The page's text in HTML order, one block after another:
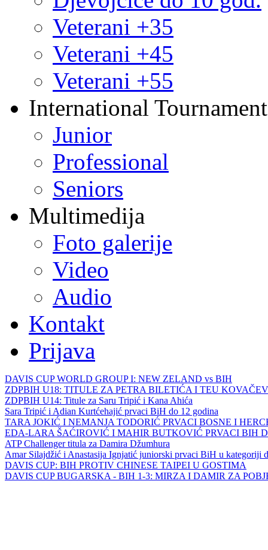
Veterani +35
Veterani +45
Veterani +55
International
Junior
Professional
Seniors
Multimedija
Foto galerije
Video
Audio
Kontakt
Prijava
DAVIS CUP WORLD GROUP I: NEW ZELAND vs BIH
ZDPBIH U18: TITULE ZA PETRA BILETIĆA I TEU
ZDPBIH U14: Titule za Saru Tripić i Kana Ahića
Sara Tripić i Adian Kurtćehajić prvaci BiH do 12 godina
TARA JOKIĆ I NEMANJA TODORIĆ PRVACI BOSNE I
EDA-LARA ŠAĆIROVIĆ I MAHIR BUTKOVIĆ PRVACI BIH
ATP Challenger titula za Damira Džumhura
Amar Silajdžić i Anastasija Ignjatić juniorski prvaci BiH u kategoriji
DAVIS CUP: BIH PROTIV CHINESE TAIPEI U GOSTIMA
DAVIS CUP BUGARSKA - BIH 1-3: MIRZA I DAMIR ZA